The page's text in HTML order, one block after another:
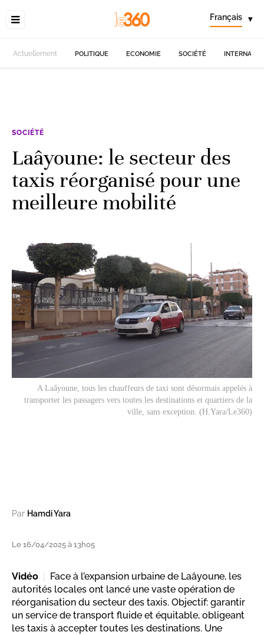
Français ▾
Actuellement POLITIQUE ECONOMIE SOCIÉTÉ
SOCIÉTÉ
Laâyoune: le secteur des
taxis réorganisé pour une
meilleure mobilité
A Laâyoune, tous les chauffeurs de taxi sont désormais appelés à
transporter les passagers vers toutes les destinations et quartiers de la
ville, sans exception. (H.Yara/Le360)
Par Hamdi Yara
Le 16/04/2025 à 13h05
Vidéo
Face à l’expansion urbaine de Laâyoune, les
autorités locales ont lancé une vaste opération de
réorganisation du secteur des taxis. Objectif: garantir
un service de transport fluide et équitable, obligeant
les taxis à accepter toutes les destinations. Une